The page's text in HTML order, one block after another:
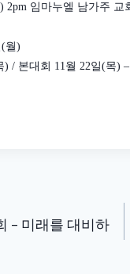
) 2pm 임마누엘 남가주 교
(월)
) / 본대회 11월 22일(목)
– 미래를 대비하